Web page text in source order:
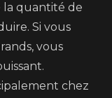
quantité de
Si vous
vous
chez